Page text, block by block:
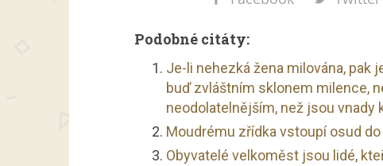
Podobné citáty:
Je-li nehezká žena milována, pak
buď zvláštním sklonem milence,
neodolatelnějším, než jsou vnady
Moudrému zřídka vstoupí osud
Obyvatelé velkoměst jsou lidé,